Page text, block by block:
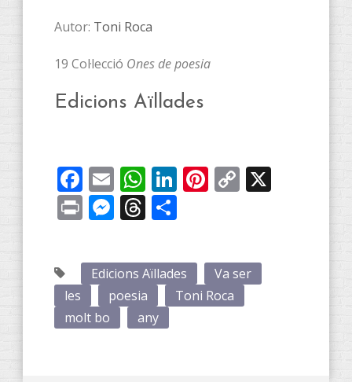
Autor: Toni Roca
19 Col·lecció Ones de poesia
Edicions Aïllades
Facebook
EmailWhatsApp
LinkedIn
Pinterest
Copy
PrintMessenger
Threads
Edicions Aïllades
Va ser
les
poesia
Toni Roca
molt bo
any